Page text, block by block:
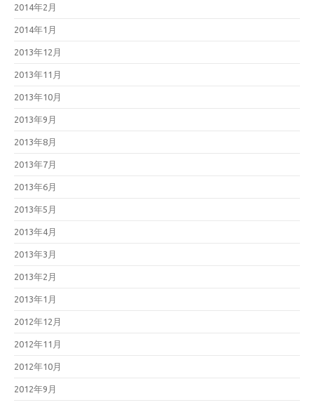
2014年2月
2014年1月
2013年12月
2013年11月
2013年10月
2013年9月
2013年8月
2013年7月
2013年6月
2013年5月
2013年4月
2013年3月
2013年2月
2013年1月
2012年12月
2012年11月
2012年10月
2012年9月